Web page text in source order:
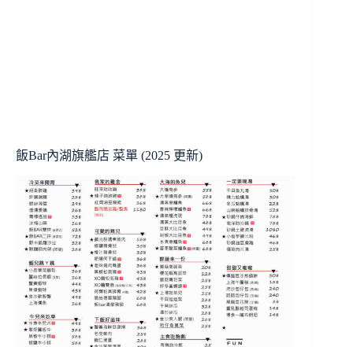
飯Bar內湖旗艦店 菜單 (2025 更新)